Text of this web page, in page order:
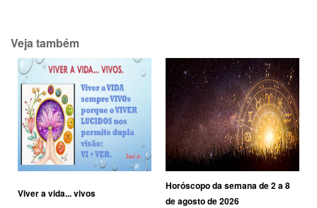
Veja também
Viver a vida... vivos
Horóscopo da semana de 2 a 8
de agosto de 2026